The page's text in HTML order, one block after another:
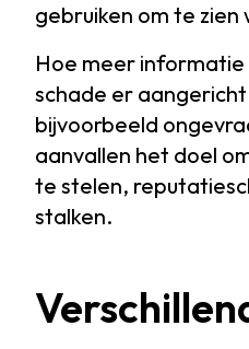
gebruiken om te
Hoe meer
schade er
bijvoorbeeld
aanvallen het doel
te stelen,
stalken.